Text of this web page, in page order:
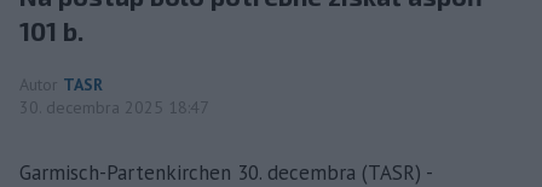
101 b.
Autor TASR
30. decembra 2025 18:47
Garmisch-Partenkirchen 30. decembra (TASR) -